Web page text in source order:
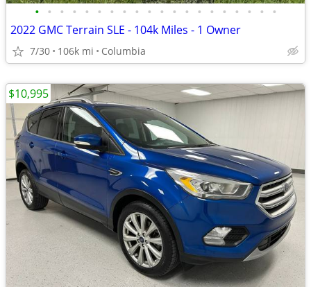
• • • • • • • • • • • • • • • • • • • •
2022 GMC Terrain SLE - 104k Miles - 1 Owner
7/30 106k mi Columbia
$10,995